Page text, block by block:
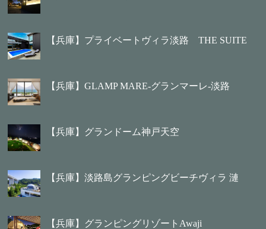
【兵庫】プライベートヴィラ淡路 THE SUITE
【兵庫】GLAMP MARE-グランマーレ-淡路
【兵庫】グランドーム神戸天空
【兵庫】淡路島グランピングビーチヴィラ 漣
【兵庫】グランピングリゾートAwaji